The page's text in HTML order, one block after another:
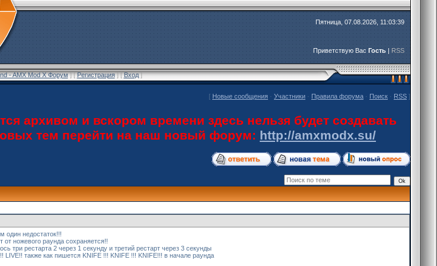
Пятница, 07.08.2026, 11:03:39
Приветствую Вас Гость|RSS
- AMX Mod X Форум] [Регистрация] [Вход]
[ Новые сообщения · Участники · Правила форума · Поиск · RSS ]
архивом и вскором времени здесь нельзя будет создавать
тем перейти на наш новый форум: http://amxmodx.su/
один недостаток!!!
от ножевого раунда сохраняется!!
три рестарта 2 через 1 секунду и третий рестарт через 3 секунды
также как пишется KNIFE !!! KNIFE !!! KNIFE!!! в начале раунда